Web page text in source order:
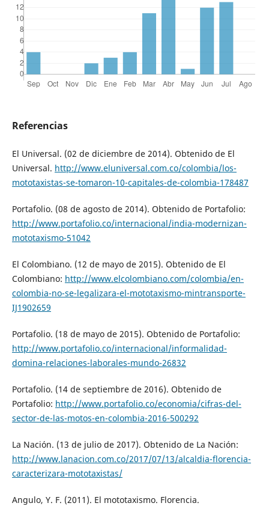
Referencias
El Universal. (02 de diciembre de 2014). Obtenido de El
Universal. http://www.eluniversal.com.co/colombia/los-
mototaxistas-se-tomaron-10-capitales-de-colombia-178487
Portafolio. (08 de agosto de 2014). Obtenido de Portafolio:
http://www.portafolio.co/internacional/india-modernizan-
mototaxismo-51042
El Colombiano. (12 de mayo de 2015). Obtenido de El
Colombiano: http://www.elcolombiano.com/colombia/en-
colombia-no-se-legalizara-el-mototaxismo-mintransporte-
IJ1902659
Portafolio. (18 de mayo de 2015). Obtenido de Portafolio:
http://www.portafolio.co/internacional/informalidad-
domina-relaciones-laborales-mundo-26832
Portafolio. (14 de septiembre de 2016). Obtenido de
Portafolio: http://www.portafolio.co/economia/cifras-del-
sector-de-las-motos-en-colombia-2016-500292
La Nación. (13 de julio de 2017). Obtenido de La Nación:
http://www.lanacion.com.co/2017/07/13/alcaldia-florencia-
caracterizara-mototaxistas/
Angulo, Y. F. (2011). El mototaxismo. Florencia.